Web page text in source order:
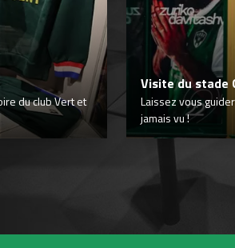
du club Vert et
Visite du stade
Laissez vous
jamais vu !